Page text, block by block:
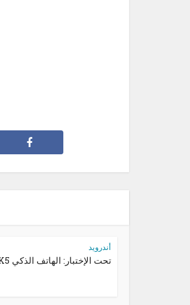
أندرويد
تحت الإختبار: الهاتف الذكي K5...